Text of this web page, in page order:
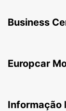
Business
Europcar
Informação